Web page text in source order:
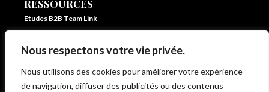
Nous respectons votre vie privée.
Nous utilisons des cookies pour améliorer votre expérience
de navigation, diffuser des publicités ou des contenus
RESSOURCES
Etudes B2B Team Link
Blog IA et vente – Team Link
Livrets d’accueil et statistiques